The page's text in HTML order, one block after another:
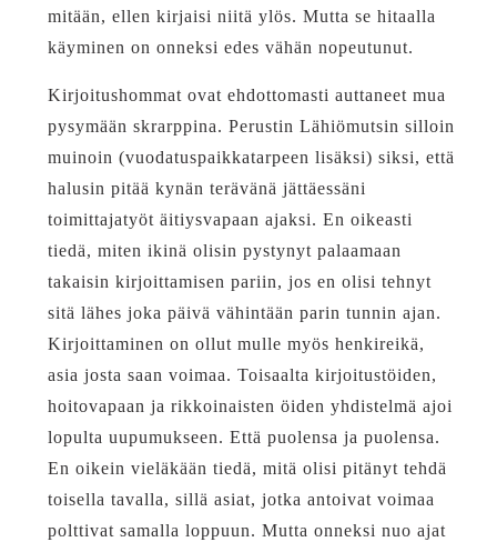
mitään, ellen kirjaisi niitä ylös. Mutta se hitaalla
käyminen on onneksi edes vähän nopeutunut.
Kirjoitushommat ovat ehdottomasti auttaneet mua
pysymään skrarppina. Perustin Lähiömutsin silloin
muinoin (vuodatuspaikkatarpeen lisäksi) siksi, että
halusin pitää kynän terävänä jättäessäni
toimittajatyöt äitiysvapaan ajaksi. En oikeasti
tiedä, miten ikinä olisin pystynyt palaamaan
takaisin kirjoittamisen pariin, jos en olisi tehnyt
sitä lähes joka päivä vähintään parin tunnin ajan.
Kirjoittaminen on ollut mulle myös henkireikä,
asia josta saan voimaa. Toisaalta kirjoitustöiden,
hoitovapaan ja rikkoinaisten öiden yhdistelmä ajoi
lopulta uupumukseen. Että puolensa ja puolensa.
En oikein vieläkään tiedä, mitä olisi pitänyt tehdä
toisella tavalla, sillä asiat, jotka antoivat voimaa
polttivat samalla loppuun. Mutta onneksi nuo ajat